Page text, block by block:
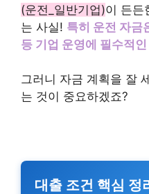
(운전_일반기업)이 든든
는 사실! 특히 운전 자금
등 기업 운영에 필수적
그러니 자금 계획을 잘
는 것이 중요하겠죠?
대출 조건 핵심 정